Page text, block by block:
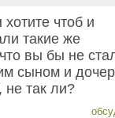
чтоб и
такие же
вы бы не
сыном и
так ли?